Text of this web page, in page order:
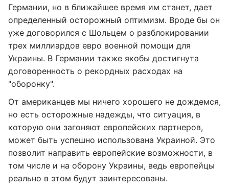
Германии, но в ближайшее время им станет, дает
определенный осторожный оптимизм. Вроде бы он
уже договорился с Шольцем о разблокировании
трех миллиардов евро военной помощи для
Украины. В Германии также якобы достигнута
договоренность о рекордных расходах на
"оборонку".
От американцев мы ничего хорошего не дождемся,
но есть осторожные надежды, что ситуация, в
которую они загоняют европейских партнеров,
может быть успешно использована Украиной. Это
позволит направить европейские возможности, в
том числе и на оборону Украины, ведь европейцы
реально в этом будут заинтересованы.